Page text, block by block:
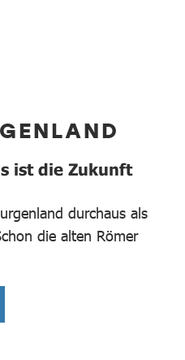
ist die Zukunft
durchaus als
die alten Römer